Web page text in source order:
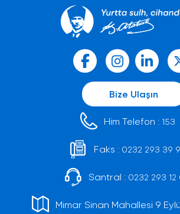
Bize Ulaşın
Him Telefon : 153
Faks : 0232 293 39
Santral : 0232 293 12
Mimar Sinan Mahallesi 9